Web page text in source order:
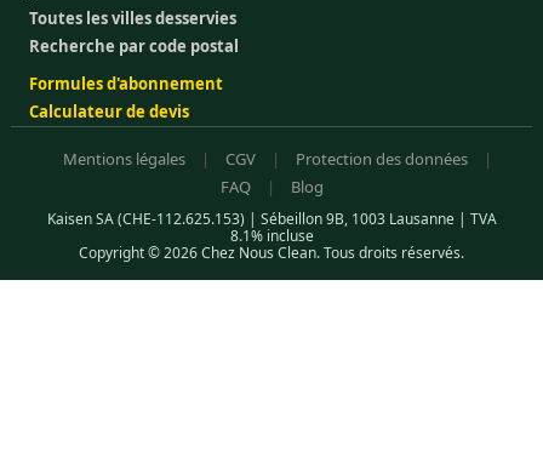
Toutes les villes desservies
Recherche par code postal
Formules d'abonnement
Calculateur de devis
Mentions légales | CGV | Protection des données
|
FAQ
| Blog
Kaisen SA (CHE-112.625.153) | Sébeillon 9B, 1003 Lausanne | TVA
8.1% incluse
Copyright © 2026 Chez Nous Clean. Tous droits réservés.